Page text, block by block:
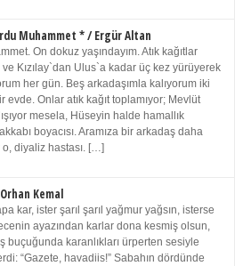
Muhammet * / Ergür Altan
On dokuz yaşındayım. Atık kağıtlar
Kızılay`dan Ulus`a kadar üç kez yürüyerek
her gün. Beş arkadaşımla kalıyorum iki
evde. Onlar atık kağıt toplamıyor; Mevlüt
mesela, Hüseyin halde hamallık
boyacısı. Aramıza bir arkadaş daha
o, diyaliz hastası. […]
Kemal
kar, ister şarıl şarıl yağmur yağsın, isterse
ayazından karlar dona kesmiş olsun,
buçuğunda karanlıkları ürperten sesiyle
“Gazete, havadiis!” Sabahın dördünde